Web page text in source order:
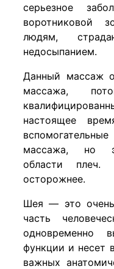
серьезное
воротниковой
людям,
недосыпанием.
Данный массаж
массажа,
настоящее
массажа, но
области
осторожнее.
Шея — это очень
часть
одновременно
функции и несет
важных